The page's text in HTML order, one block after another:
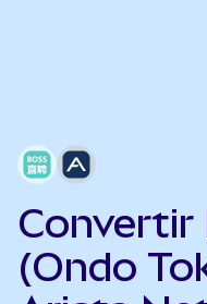
Convertir
(Ondo